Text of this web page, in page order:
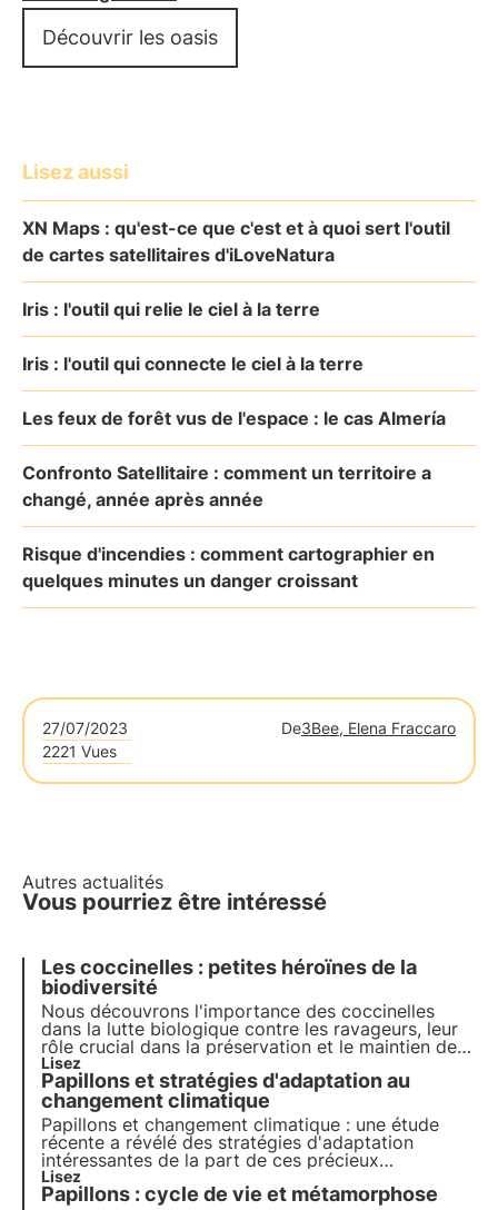
Découvrir les oasis
Lisez aussi
XN Maps : qu'est-ce que c'est et à quoi sert l'outil
de cartes satellitaires d'iLoveNatura
Iris : l'outil qui relie le ciel à la terre
Iris : l'outil qui connecte le ciel à la terre
Les feux de forêt vus de l'espace : le cas Almería
Confronto Satellitaire : comment un territoire a
changé, année après année
Risque d'incendies : comment cartographier en
quelques minutes un danger croissant
27/07/2023 De3Bee, Elena Fraccaro
2221 Vues
Autres actualités
Vous pourriez être intéressé
Les coccinelles : petites héroïnes de la
biodiversité
Nous découvrons l'importance des coccinelles
dans la lutte biologique contre les ravageurs, leur
rôle crucial dans la préservation et le maintien des
écosystèmes naturels et la manière dont ces
petites créatures voraces influencent positivement
la biodiversité et le bien-être des plantes.
Lisez
Papillons et stratégies d'adaptation au
changement climatique
Papillons et changement climatique : une étude
récente a révélé des stratégies d'adaptation
intéressantes de la part de ces précieux
pollinisateurs en Espagne et au Royaume-Uni. Cet
article présente les résultats de la recherche et les
Lisez
Papillons : cycle de vie et métamorphose